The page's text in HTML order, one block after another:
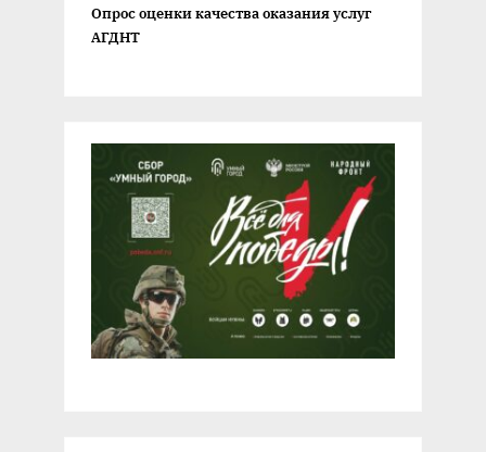
Опрос оценки качества оказания услуг
АГДНТ